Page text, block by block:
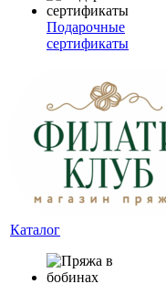
Подарочные
сертификаты
Каталог